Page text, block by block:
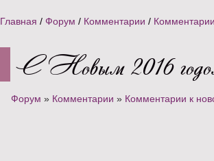
Главная / Форум / Комментарии /
С Новым 2016
Форум » Комментарии » Комментарии к